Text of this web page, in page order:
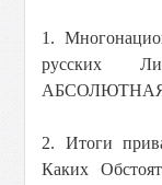
1.
русских
2. Итоги
Каких